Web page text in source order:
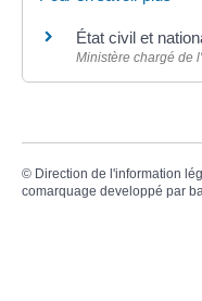
État civil et
Ministère chargé de
© Direction de l'information
comarquage developpé par